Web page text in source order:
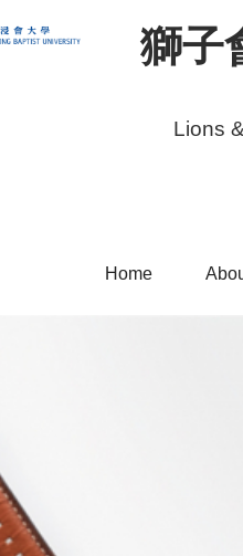
獅子
Lions
Home